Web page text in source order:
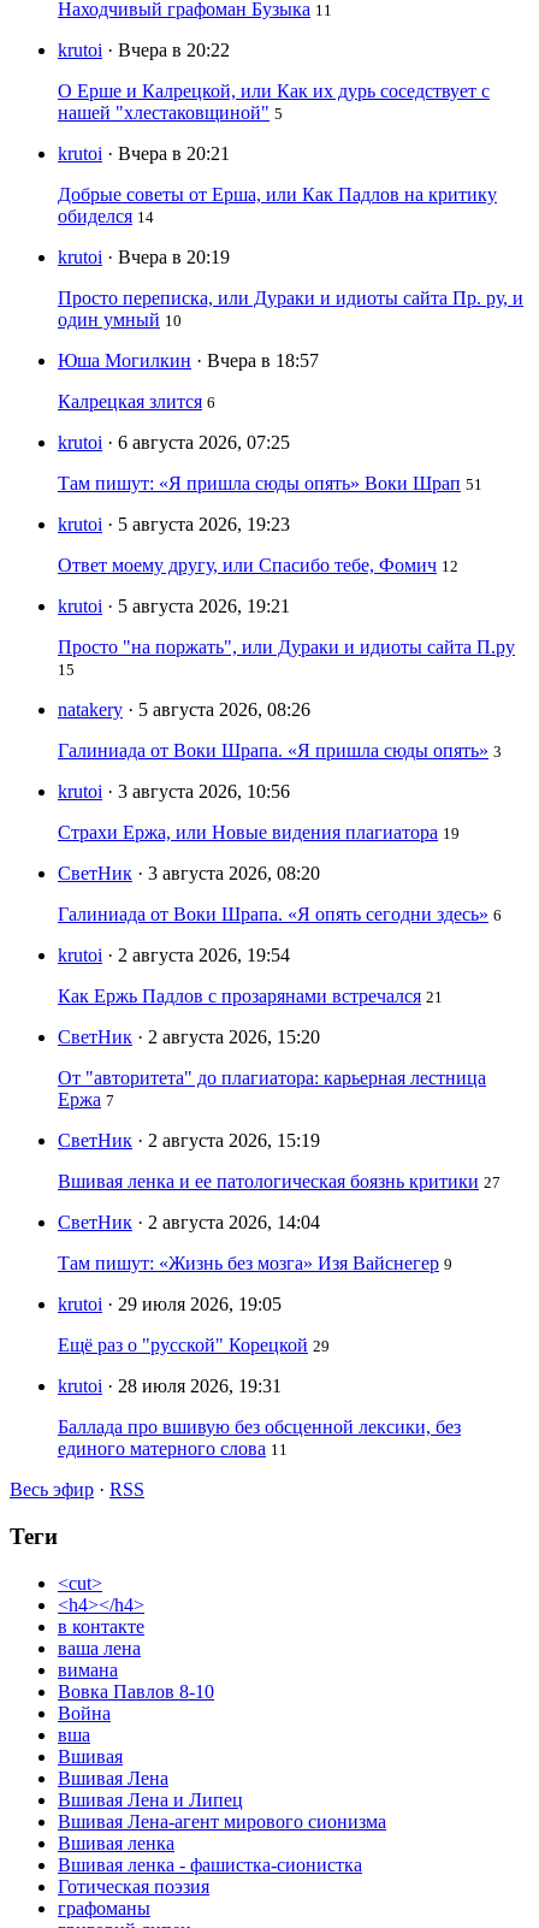
Находчивый графоман Бузыка 11
krutoi · Вчера в 20:22
О Ерше и Калрецкой, или Как их дурь соседствует с
нашей "хлестаковщиной" 5
krutoi · Вчера в 20:21
Добрые советы от Ерша, или Как Падлов на критику
обиделся 14
krutoi · Вчера в 20:19
Просто переписка, или Дураки и идиоты сайта Пр. ру, и
один умный 10
Юша Могилкин · Вчера в 18:57
Калрецкая злится 6
krutoi · 6 августа 2026, 07:25
Там пишут: «Я пришла сюды опять» Воки Шрап 51
krutoi · 5 августа 2026, 19:23
Ответ моему другу, или Спасибо тебе, Фомич 12
krutoi · 5 августа 2026, 19:21
Просто "на поржать", или Дураки и идиоты сайта П.ру
15
natakery · 5 августа 2026, 08:26
Галиниада от Воки Шрапа. «Я пришла сюды опять» 3
krutoi · 3 августа 2026, 10:56
Страхи Ержа, или Новые видения плагиатора 19
СветНик · 3 августа 2026, 08:20
Галиниада от Воки Шрапа. «Я опять сегодни здесь» 6
krutoi · 2 августа 2026, 19:54
Как Ержь Падлов с прозарянами встречался 21
СветНик · 2 августа 2026, 15:20
От "авторитета" до плагиатора: карьерная лестница
Ержа 7
СветНик · 2 августа 2026, 15:19
Вшивая ленка и ее патологическая боязнь критики 27
СветНик · 2 августа 2026, 14:04
Там пишут: «Жизнь без мозга» Изя Вайснегер 9
krutoi · 29 июля 2026, 19:05
Ещё раз о "русской" Корецкой 29
krutoi · 28 июля 2026, 19:31
Баллада про вшивую без обсценной лексики, без
единого матерного слова 11
Весь эфир · RSS
Теги
<cut>
<h4></h4>
в контакте
ваша лена
вимана
Вовка Павлов 8-10
Война
вша
Вшивая
Вшивая Лена
Вшивая Лена и Липец
Вшивая Лена-агент мирового сионизма
Вшивая ленка
Вшивая ленка - фашистка-сионистка
Готическая поэзия
графоманы